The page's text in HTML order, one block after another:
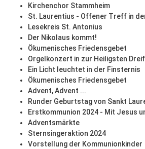
Kirchenchor Stammheim
St. Laurentius - Offener Treff in
Lesekreis St. Antonius
Der Nikolaus kommt!
Ökumenisches Friedensgebet
Orgelkonzert in zur Heiligsten
Ein Licht leuchtet in der Finsternis
Ökumenisches Friedensgebet
Advent, Advent ...
Runder Geburtstag von Sankt
Erstkommunion 2024 - Mit Jesus
Adventsmärkte
Sternsingeraktion 2024
Vorstellung der Kommunionkinder